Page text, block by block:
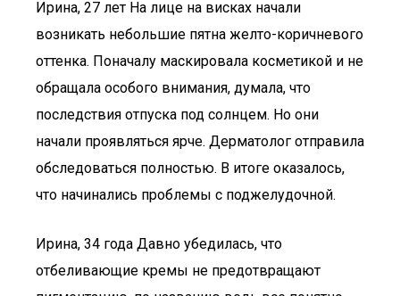
Ирина, 27 лет На лице на висках начали
возникать небольшие пятна желто-коричневого
оттенка. Поначалу маскировала косметикой и не
обращала особого внимания, думала, что
последствия отпуска под солнцем. Но они
начали проявляться ярче. Дерматолог отправила
обследоваться полностью. В итоге оказалось,
что начинались проблемы с поджелудочной.
Ирина, 34 года Давно убедилась, что
отбеливающие кремы не предотвращают